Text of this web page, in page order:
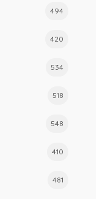
494
420
534
518
548
410
481